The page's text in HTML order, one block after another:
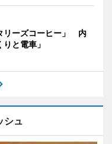
リーズコーヒー」 内
と電車」
シュ